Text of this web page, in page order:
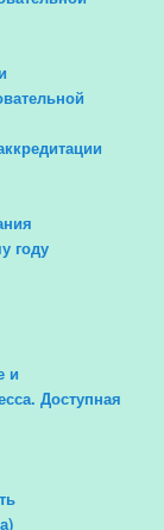
году
и
Доступная